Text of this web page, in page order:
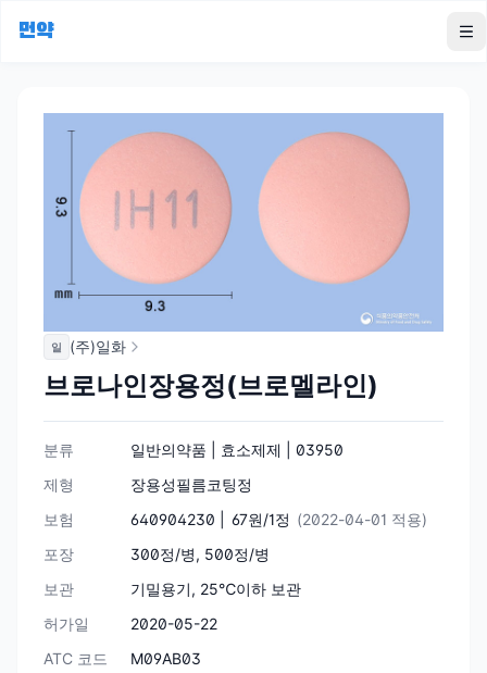
먼약
일 (주)일화
브로나인장용정(브로멜라인)
분류
일반의약품 | 효소제제 | 03950
제형
장용성필름코팅정
보험
640904230 | 67원/1정 (2022-04-01 적용)
포장
300정/병, 500정/병
보관
기밀용기, 25℃이하 보관
허가일
2020-05-22
ATC 코드
M09AB03